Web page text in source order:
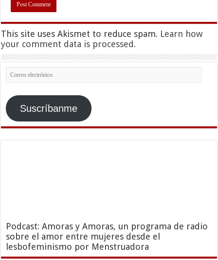
This site uses Akismet to reduce spam. Learn how
your comment data is processed.
Correo
electrónico
Suscríbanme
Podcast: Amoras y Amoras, un programa de radio
sobre el amor entre mujeres desde el
lesbofeminismo por Menstruadora